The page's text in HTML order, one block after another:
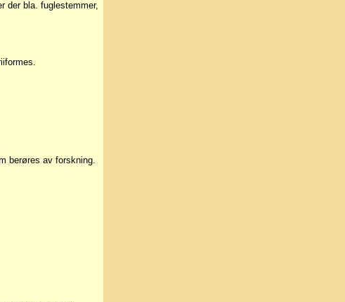
der bla. fuglestemmer,
berøres av forskning.